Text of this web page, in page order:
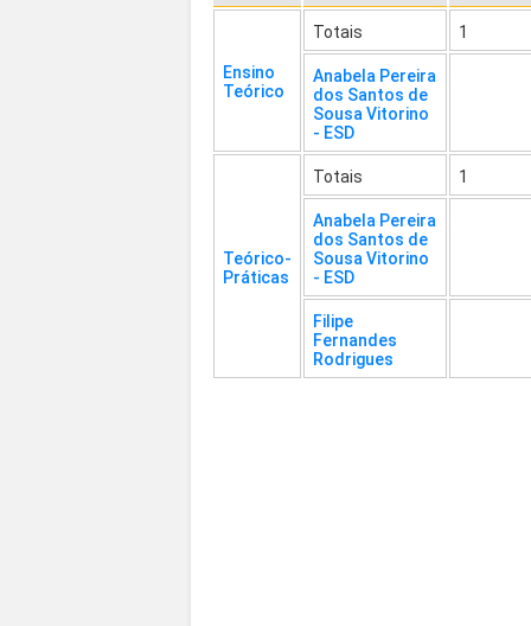
Ensino
Teórico
Totais 1
Anabela Pereira
dos Santos de
Sousa Vitorino
- ESD
Teórico-
Práticas
Totais 1
Anabela Pereira
dos Santos de
Sousa Vitorino
- ESD
Filipe
Fernandes
Rodrigues